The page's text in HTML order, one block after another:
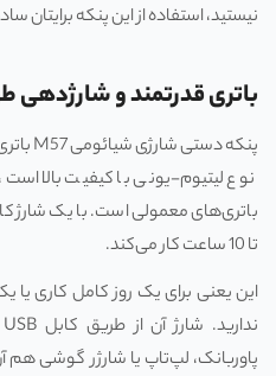
نیستید، استفاده از این پنکه برایتان
باتری قدرتمند و شارژدهی
نوع لیتیوم-یونی با کیفیت بالا
تا 10 ساعت کار می‌کند.
این یعنی برای یک روز کامل کاری یا
پاوربانک، لپ‌تاپ یا شارژر گوشی هم